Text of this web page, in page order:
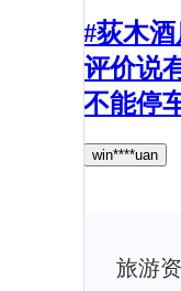
#荻木
评价说
不能停
win****uan
旅游